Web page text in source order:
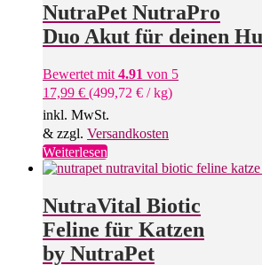
NutraPet NutraPro
Duo Akut für deinen
Bewertet mit 4.91 von 5
17,99 € (499,72 € /kg)
inkl. MwSt.
& zzgl. Versandkosten
Weiterlesen
NutraVital Biotic
Feline für Katzen
by NutraPet